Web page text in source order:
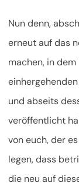
Nun denn,
erneut auf das
machen, in
und abseits
veröffentlicht
von euch, der
legen, dass
die neu auf